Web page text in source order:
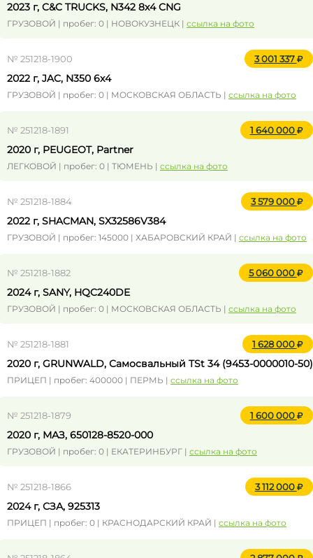
2023 г, C&C TRUCKS, N342 8x4 CNG
ГРУЗОВОЙ | пробег: 0 | НОВОКУЗНЕЦК | ссылка на фото
№ 251218-1900 3 001 337
2022 г, JAC, N350 6x4
ГРУЗОВОЙ | пробег: 0 | МОСКОВСКАЯ ОБЛАСТЬ | ссылка на фото
№ 251218-1891 1 640 000
2020 г, PEUGEOT, Partner
ЛЕГКОВОЙ | пробег: 0 | ТЮМЕНЬ | ссылка на фото
№ 251218-1884 3 579 000
2022 г, SHACMAN, SX32586V384
ГРУЗОВОЙ | пробег: 145000 | ХАБАРОВСКИЙ КРАЙ | ссылка на фото
№ 251218-1882 5 060 000
2024 г, SANY, HQC240DE
ГРУЗОВОЙ | пробег: 0 | МОСКОВСКАЯ ОБЛАСТЬ | ссылка на фото
№ 251218-1881 1 628 000
2020 г, GRUNWALD, Самосвальный TSt 34 (9453-0000010-50)
ПРИЦЕП | пробег: 400000 | ПЕРМЬ | ссылка на фото
№ 251218-1879 1 600 000
2020 г, МАЗ, 650128-8520-000
ГРУЗОВОЙ | пробег: 0 | ЕКАТЕРИНБУРГ | ссылка на фото
№ 251218-1866 3 112 000
2024 г, СЗА, 925313
ПРИЦЕП | пробег: 0 | КРАСНОДАРСКИЙ КРАЙ | ссылка на фото